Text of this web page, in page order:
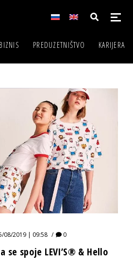
BIZNIS PREDUZETNIŠTVO KARIJERA
08/2019 | 09:58 0
se spoje LEVI’S®️ & Hello